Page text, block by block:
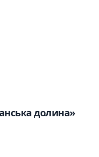
долина»